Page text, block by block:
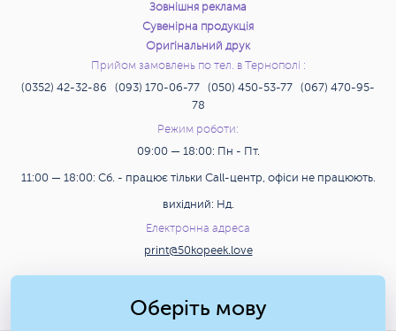
Зовнішня реклама
Сувенірна продукція
Оригінальний друк
Прийом замовлень по тел. в Тернополі :
(0352) 42-32-86 (093) 170-06-77 (050) 450-53-77 (067) 470-95-
78
Режим роботи:
09:00 — 18:00: Пн - Пт.
11:00 — 18:00: Сб. - працює тільки Call-центр, офіси не працюють.
вихідний: Нд.
Електронна адреса
print@50kopeek.love
Оберіть мову